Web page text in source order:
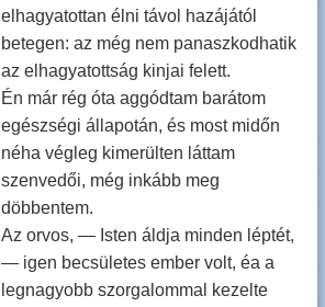
elhagyatottan élni távol hazájától
betegen: az még nem panaszkodhatik
az elhagyatottság kinjai felett.
Én már rég óta aggódtam barátom
egészségi állapotán, és most midőn
néha végleg kimerülten láttam
szenvedői, még inkább meg
döbbentem.
Az orvos, — Isten áldja minden léptét,
— igen becsületes ember volt, éa a
legnagyobb szorgalommal kezelte